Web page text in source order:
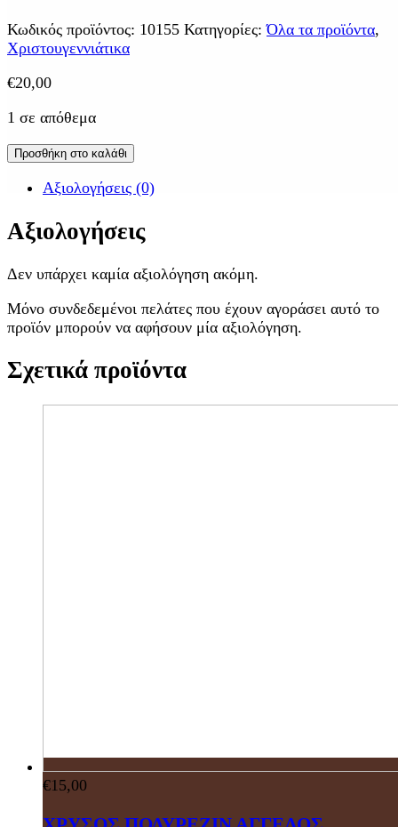
Κωδικός προϊόντος: 10155 Κατηγορίες:Όλα τα προϊόντα,
Χριστουγεννιάτικα
€20,00
1 σε απόθεμα
Προσθήκη στο καλάθι
Αξιολογήσεις (0)
Αξιολογήσεις
Δεν υπάρχει καμία αξιολόγηση ακόμη.
Μόνο συνδεδεμένοι πελάτες που έχουν αγοράσει αυτό το
προϊόν μπορούν να αφήσουν μία αξιολόγηση.
Σχετικά προϊόντα
€15,00